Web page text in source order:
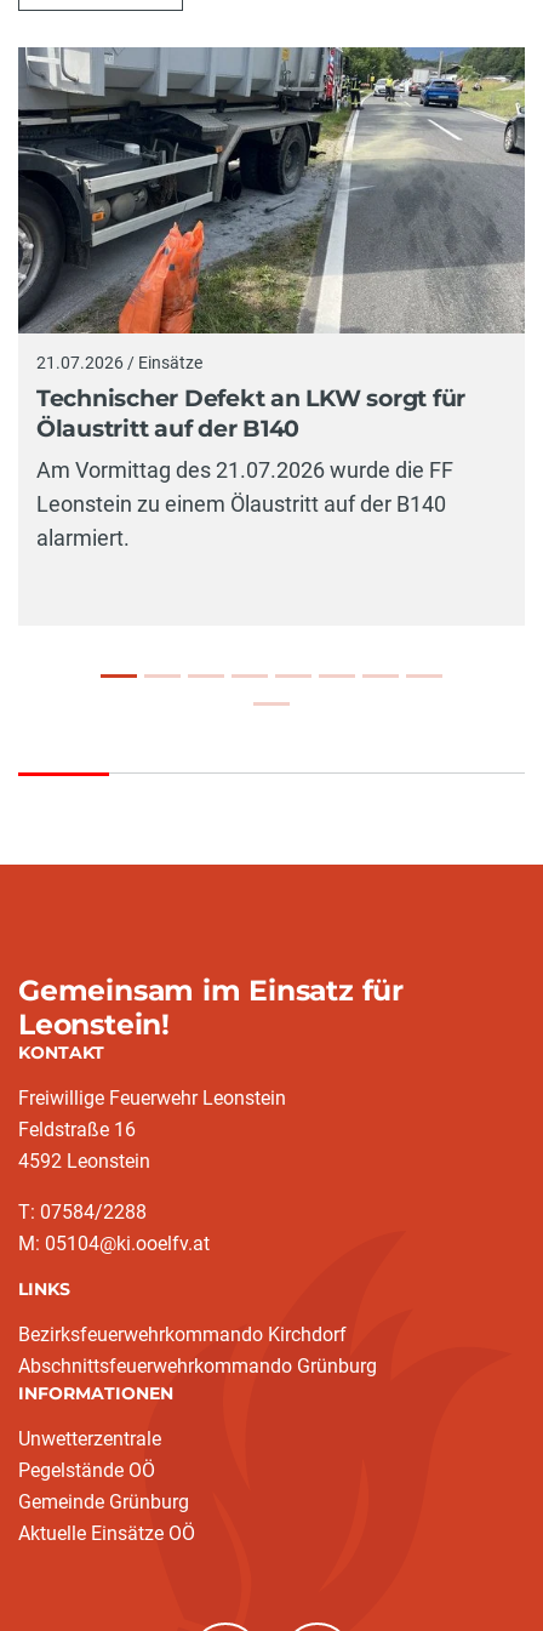
21.07.2026 / Einsätze
Technischer Defekt an LKW sorgt für
Ölaustritt auf der B140
Am Vormittag des 21.07.2026 wurde die FF
Leonstein zu einem Ölaustritt auf der B140
alarmiert.
Gemeinsam im Einsatz für
Leonstein!
KONTAKT
Freiwillige Feuerwehr Leonstein
Feldstraße 16
4592 Leonstein
T: 07584/2288
M: 05104@ki.ooelfv.at
LINKS
Bezirksfeuerwehrkommando Kirchdorf
Abschnittsfeuerwehrkommando Grünburg
INFORMATIONEN
Unwetterzentrale
Pegelstände OÖ
Gemeinde Grünburg
Aktuelle Einsätze OÖ